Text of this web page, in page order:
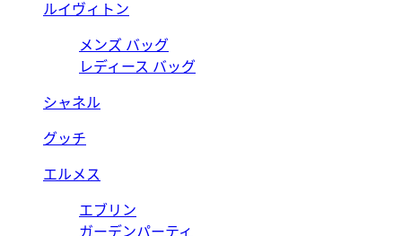
ルイヴィトン
メンズ バッグ
レディース バッグ
シャネル
グッチ
エルメス
エブリン
ガーデンパーティ